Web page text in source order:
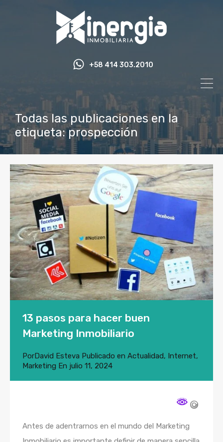
+58 414 303.2010
Todas las publicaciones en la
etiqueta: prospección
13 pasos para hacer buen
Marketing Inmobiliario
PorDavid Esteva Publicado en Actualidad, Internet,
Marketing En julio 11, 2024
Antes de adentrarnos en el mundo del Marketing